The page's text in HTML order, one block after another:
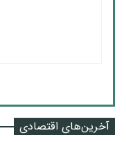
آخرین‌های اقتصادی